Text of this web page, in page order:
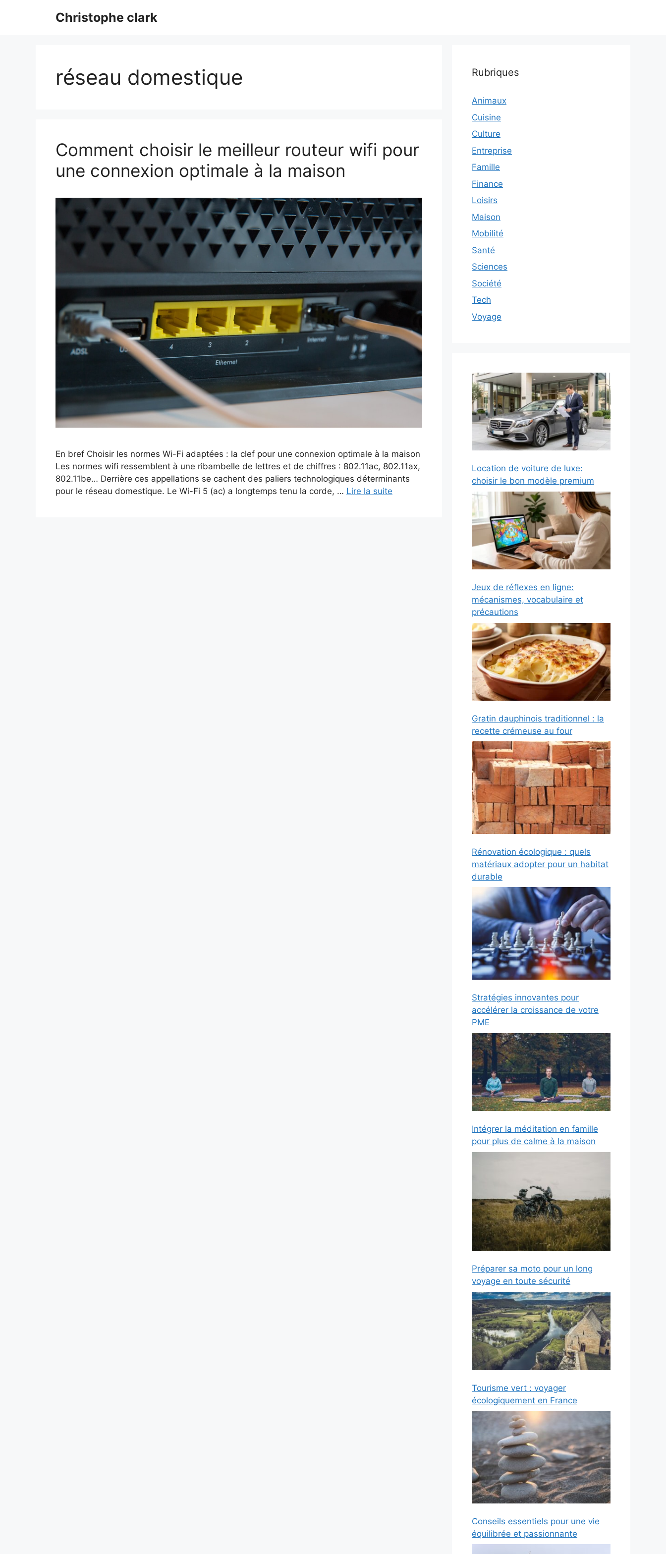
Christophe clark
réseau domestique
Comment choisir le meilleur routeur wifi pour
une connexion optimale à la maison
En bref Choisir les normes Wi-Fi adaptées : la clef pour une connexion optimale à la maison
Les normes wifi ressemblent à une ribambelle de lettres et de chiffres : 802.11ac, 802.11ax,
802.11be… Derrière ces appellations se cachent des paliers technologiques déterminants
pour le réseau domestique. Le Wi-Fi 5 (ac) a longtemps tenu la corde, … Lire la suite
Rubriques
Animaux
Cuisine
Culture
Entreprise
Famille
Finance
Loisirs
Maison
Mobilité
Santé
Sciences
Société
Tech
Voyage
Location de voiture de luxe:
choisir le bon modèle premium
Jeux de réflexes en ligne:
mécanismes, vocabulaire et
précautions
Gratin dauphinois traditionnel : la
recette crémeuse au four
Rénovation écologique : quels
matériaux adopter pour un habitat
durable
Stratégies innovantes pour
accélérer la croissance de votre
PME
Intégrer la méditation en famille
pour plus de calme à la maison
Préparer sa moto pour un long
voyage en toute sécurité
Tourisme vert : voyager
écologiquement en France
Conseils essentiels pour une vie
équilibrée et passionnante